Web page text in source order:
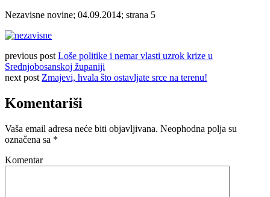
Nezavisne novine; 04.09.2014; strana 5
previous post Loše politike i nemar vlasti uzrok krize u
Srednjobosanskoj županiji
next post Zmajevi, hvala što ostavljate srce na terenu!
Komentariši
Vaša email adresa neće biti objavljivana. Neophodna polja su
označena sa *
Komentar